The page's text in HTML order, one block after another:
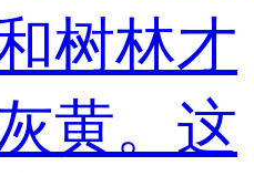
树林才
黄。这